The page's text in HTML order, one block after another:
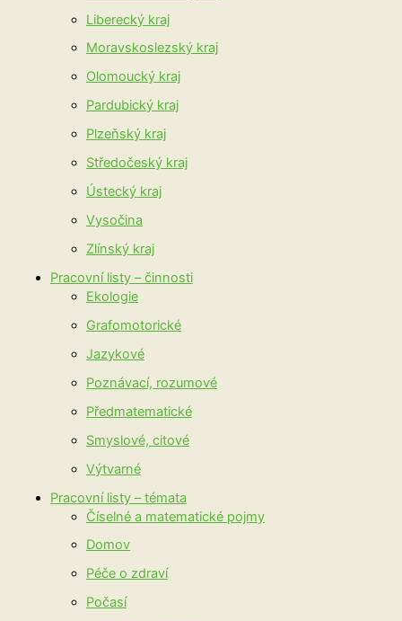
Liberecký kraj
Moravskoslezský kraj
Olomoucký kraj
Pardubický kraj
Plzeňský kraj
Středočeský kraj
Ústecký kraj
Vysočina
Zlínský kraj
Pracovní listy – činnosti
Ekologie
Grafomotorické
Jazykové
Poznávací, rozumové
Předmatematické
Smyslové, citové
Výtvarné
Pracovní listy – témata
Číselné a matematické pojmy
Domov
Péče o zdraví
Počasí